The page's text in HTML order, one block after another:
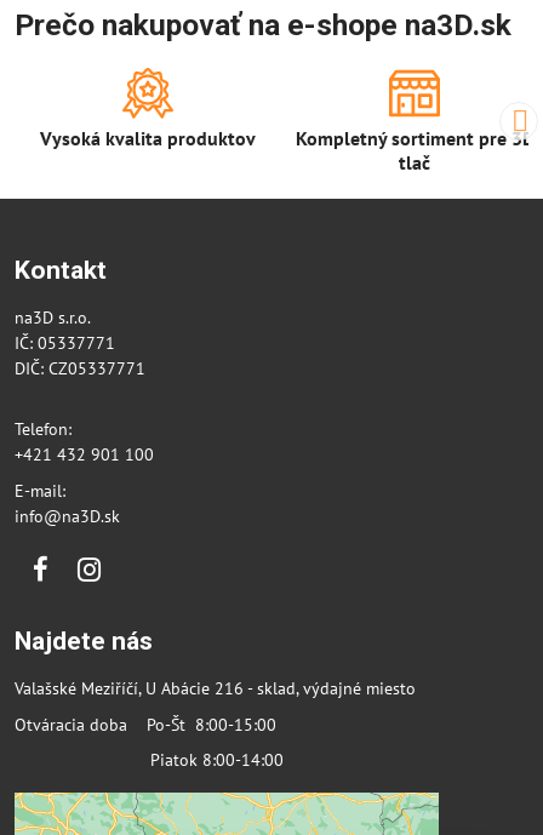
Prečo nakupovať na e-shope na3D.sk
Vysoká kvalita produktov
Kompletný sortiment pre 3D
tlač
Kontakt
na3D s.r.o.
IČ: 05337771
DIČ: CZ05337771
Telefon:
+421 432 901 100
E-mail:
info@na3D.sk
FacebookInstagram
Najdete nás
Valašské Meziříčí, U Abácie 216 - sklad, výdajné miesto
Otváracia doba Po-Št 8:00-15:00
Piatok 8:00-14:00